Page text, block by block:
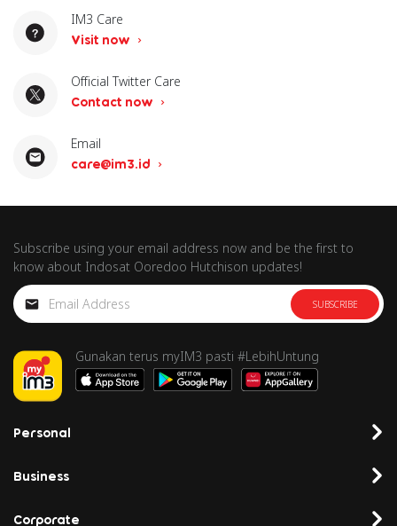
IM3 Care
Visit now
Official Twitter Care
Contact now
Email
care@im3.id
Subscribe using your email address now and be the first to
know about Indosat Ooredoo Hutchison updates!
SUBSCRIBE
Gunakan terus myIM3 pasti #LebihUntung
Personal
Business
Corporate